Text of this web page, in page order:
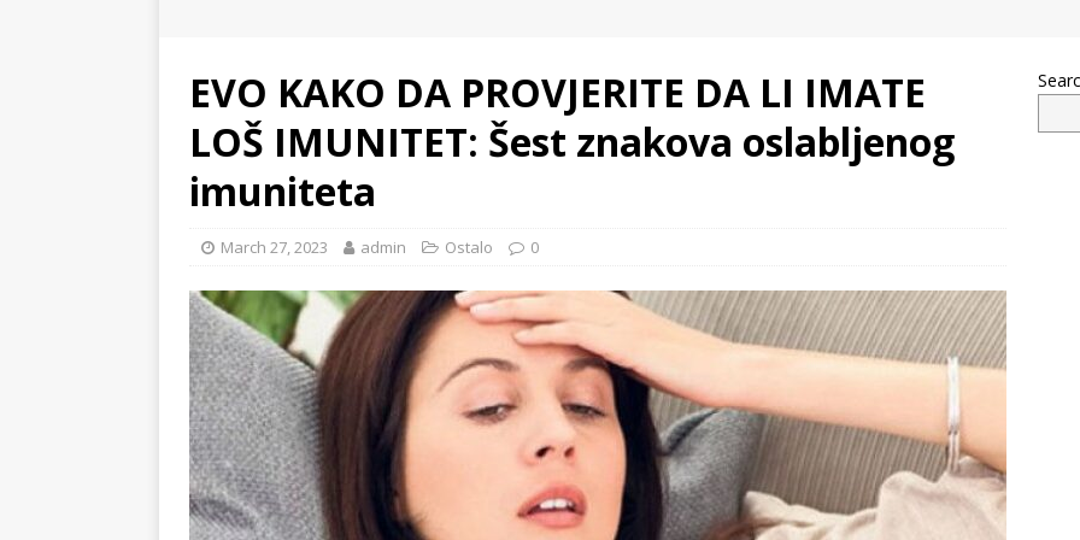
EVO KAKO DA PROVJERITE DA LI IMATE
LOŠ IMUNITET: Šest znakova oslabljenog
imuniteta
March 27, 2023 admin Ostalo 0